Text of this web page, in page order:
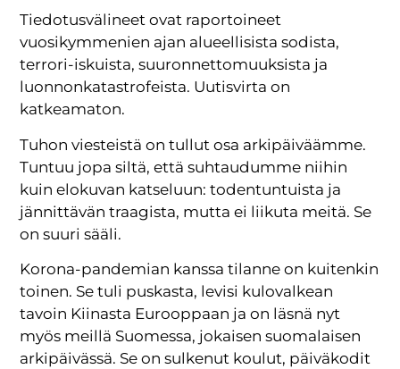
Tiedotusvälineet ovat raportoineet
vuosikymmenien ajan alueellisista sodista,
terrori-iskuista, suuronnettomuuksista ja
luonnonkatastrofeista. Uutisvirta on
katkeamaton.
Tuhon viesteistä on tullut osa arkipäiväämme.
Tuntuu jopa siltä, että suhtaudumme niihin
kuin elokuvan katseluun: todentuntuista ja
jännittävän traagista, mutta ei liikuta meitä. Se
on suuri sääli.
Korona-pandemian kanssa tilanne on kuitenkin
toinen. Se tuli puskasta, levisi kulovalkean
tavoin Kiinasta Eurooppaan ja on läsnä nyt
myös meillä Suomessa, jokaisen suomalaisen
arkipäivässä. Se on sulkenut koulut, päiväkodit